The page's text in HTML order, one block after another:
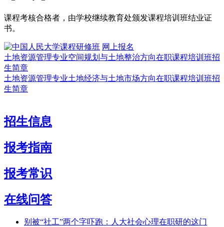
课程考核合格者，由学校继续教育处颁发课程培训班结业证
书。
网上报名
土地资源管理专业空间规划与土地整治方向在职课程培训班招
生简章
土地资源管理专业土地经济与土地市场方向在职课程培训班招
生简章
招生信息
报考指南
报考常识
在线问答
别被“社工”两个字吓跑：人大社会心理在职研的这门